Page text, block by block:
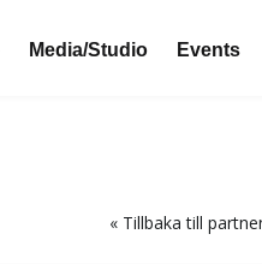
Media/Studio Events
« Tillbaka till